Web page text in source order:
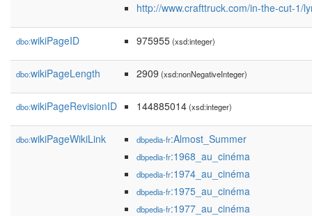
http://www.crafttruck.com/in-the-cut-1/
dbo:wikiPageID 975955(xsd:integer)
dbo:wikiPageLength 2909 (xsd:nonNegativeInteger)
dbo:wikiPageRevisionID 144885014(xsd:integer)
dbo:wikiPageWikiLink dbpedia-fr:Almost_Summer
dbpedia-fr:1968_au_cinéma
dbpedia-fr:1974_au_cinéma
dbpedia-fr:1975_au_cinéma
dbpedia-fr:1977_au_cinéma